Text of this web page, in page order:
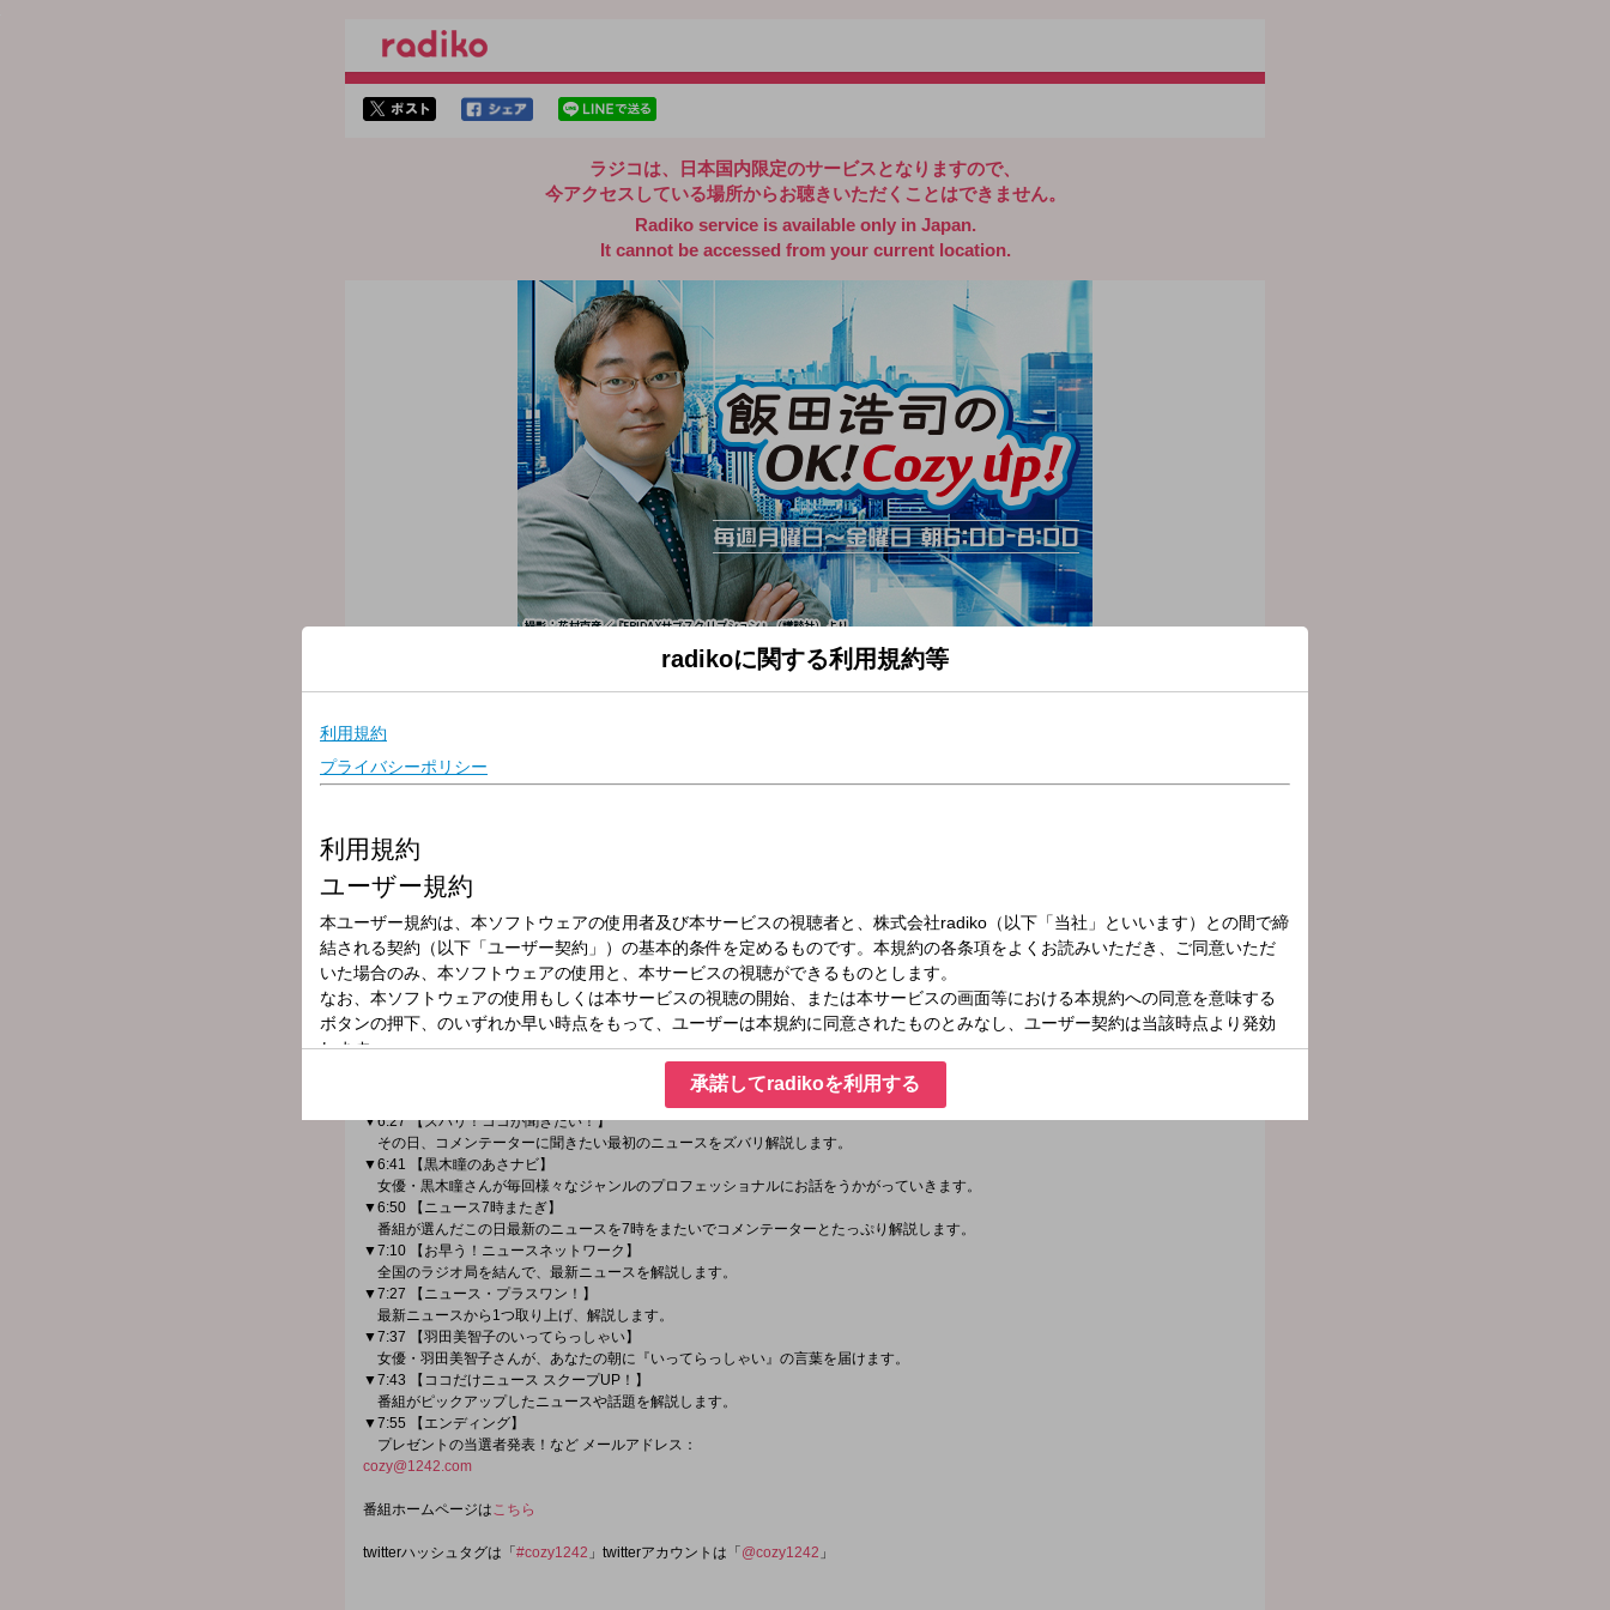
ラジコは、日本国内限定のサービスとなりますので、
今アクセスしている場所からお聴きいただくことはできません。
Radiko service is available only in Japan.
It cannot be accessed from your current location.
番組名
ニュースにどんな背景があり、私たちの生活にどんな影響があるのか？多彩なコメンテーターやゲストと共に、考えていきます。
---
○パーソナリティ：飯田浩司（ニッポン放送アナウンサー）
○コメンテーター：奥山真司（地政学、戦略学者）
○ゲスト：山内貴義（岩手大学 農学部 地域環境科学科 准教授）
▼6:00 【オープニング・ニュース】
コメンテーターもこの時間から登場！朝一番のニュースをお伝えします。
▼6:12 【モーニング ライフ UP！】
▼6:27 【ズバリ！ココが聞きたい！】
その日、コメンテーターに聞きたい最初のニュースをズバリ解説します。
▼6:41 【黒木瞳のあさナビ】
女優・黒木瞳さんが毎回様々なジャンルのプロフェッショナルにお話をうかがっていきます。
▼6:50 【ニュース7時またぎ】
番組が選んだこの日最新のニュースを7時をまたいでコメンテーターとたっぷり解説します。
▼7:10 【お早う！ニュースネットワーク】
全国のラジオ局を結んで、最新ニュースを解説します。
▼7:27 【ニュース・プラスワン！】
最新ニュースから1つ取り上げ、解説します。
▼7:37 【羽田美智子のいってらっしゃい】
女優・羽田美智子さんが、あなたの朝に『いってらっしゃい』の言葉を届けます。
▼7:43 【ココだけニュース スクープUP！】
番組がピックアップしたニュースや話題を解説します。
▼7:55 【エンディング】
プレゼントの当選者発表！など メールアドレス：
cozy@1242.com
番組ホームページはこちら
twitterハッシュタグは「 #cozy1242 」twitterアカウントは「 @cozy1242 」
radikoに関する利用規約等
承諾してradikoを利用する